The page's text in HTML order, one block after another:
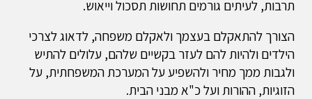
תרבות, לעיתים גורמים תחושות תסכול וייאוש.
הצורך להתאקלם בעצמך ולאקלם משפחה, לדאוג לצרכי
הילדים ולהיות להם לעזר בקשיים שלהם, עלולים להתיש
ולגבות ממך מחיר ולהשפיע על המערכת המשפחתית, על
הזוגיות, ההורות ועל כ"א מבני הבית.